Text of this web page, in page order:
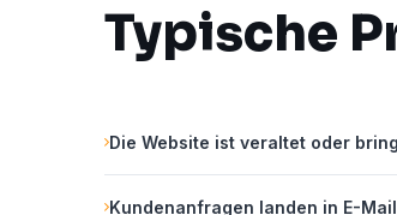
Typische
Die Website ist veraltet oder
Kundenanfragen landen in E-